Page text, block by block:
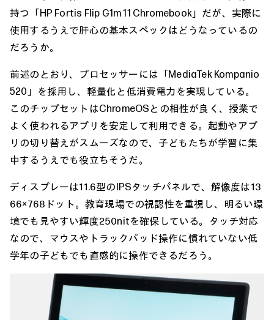
持つ「HP Fortis Flip G1m 11 Chromebook」だが、実際に
使用するうえで肝心の基本スペックはどうなっているの
だろうか。
前述のとおり、プロセッサーには「MediaTek Kompanio
520」を採用し、軽量化と低消費電力を実現している。
このチップセットはChromeOSとの相性が良く、授業で
よく使われるアプリを安定して利用できる。起動やアプ
リの切り替えがスムーズなので、子どもたちが学習に集
中するうえでも役立ちそうだ。
ディスプレーは11.6型のIPSタッチパネルで、解像度は13
66×768ドット。教育現場での視認性を重視し、明るい環
境でも見やすい輝度250nitを確保している。タッチ対応
なので、マウスやトラックパッド操作に慣れていない低
学年の子どもでも直感的に操作できるだろう。